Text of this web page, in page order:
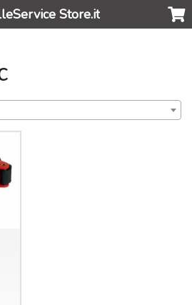
Store.it